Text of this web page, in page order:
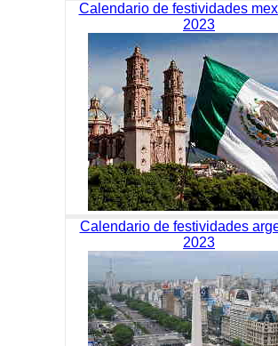
Calendario de festividades
2023
Calendario de festividades
2023